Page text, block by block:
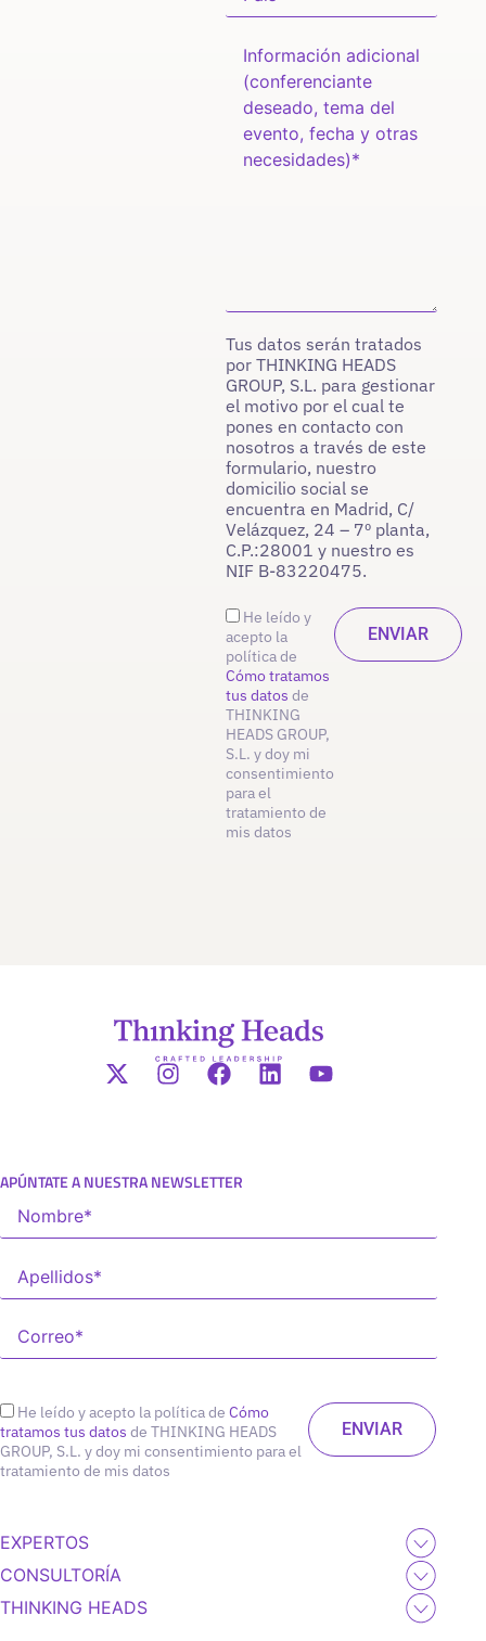
Tus datos serán tratados
por THINKING HEADS
GROUP, S.L. para gestionar
el motivo por el cual te
pones en contacto con
nosotros a través de este
formulario, nuestro
domicilio social se
encuentra en Madrid, C/
Velázquez, 24 – 7º planta,
C.P.:28001 y nuestro es
NIF B-83220475.
He leído y
acepto la
política de
Cómo tratamos
tus datos de
THINKING
HEADS GROUP,
S.L. y doy mi
consentimiento
para el
tratamiento de
mis datos
APÚNTATE A NUESTRA NEWSLETTER
He leído y acepto la política de Cómo
tratamos tus datos de THINKING HEADS
GROUP, S.L. y doy mi consentimiento para el
tratamiento de mis datos
EXPERTOS
CONSULTORÍA
THINKING HEADS